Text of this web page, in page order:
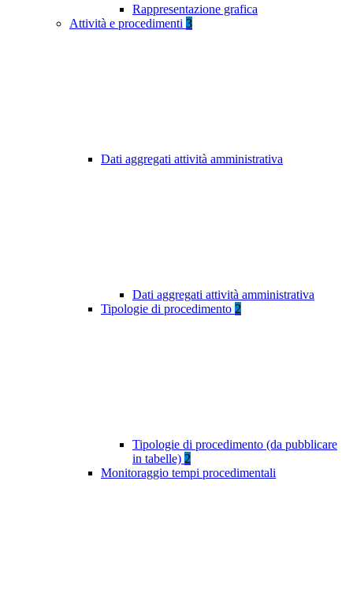
Rappresentazione grafica
Attività e procedimenti 3
Dati aggregati attività amministrativa
Dati aggregati attività amministrativa
Tipologie di procedimento 2
Tipologie di procedimento (da pubblicare
in tabelle) 2
Monitoraggio tempi procedimentali